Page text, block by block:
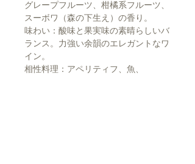
グレープフルーツ、柑橘系フルーツ、
スーボワ（森の下生え）の香り。
味わい：酸味と果実味の素晴らしいバ
ランス。力強い余韻のエレガントなワ
イン。
相性料理：アペリティフ、魚、